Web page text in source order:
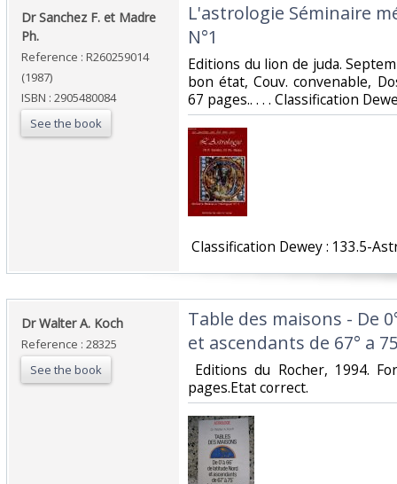
‎Dr Sanchez F. et Madre
Ph.‎
Reference : R260259014
(1987)
ISBN : 2905480084
See the book
‎L'astrologie Séminaire
N°1‎
‎Editions du lion de juda.
bon état, Couv. convenable,
67 pages.. . . . Classification
Classification Dewey : 133.5-
‎Dr Walter A. Koch‎
Reference : 28325
See the book
‎Table des maisons - De
et ascendants de 67° a
Editions du Rocher, 1994.
pages.Etat correct.‎